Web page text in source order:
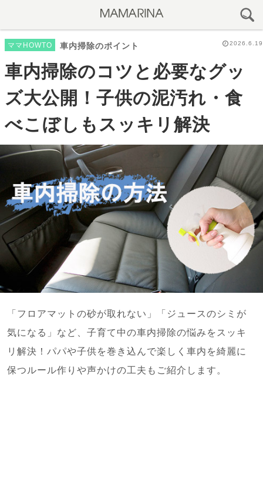
ママHOWTO 車内掃除のポイント 2026.6.19
車内掃除のコツと必要なグッ
ズ大公開！子供の泥汚れ・食
べこぼしもスッキリ解決
「フロアマットの砂が取れない」「ジュースのシミが
気になる」など、子育て中の車内掃除の悩みをスッキ
リ解決！パパや子供を巻き込んで楽しく車内を綺麗に
保つルール作りや声かけの工夫もご紹介します。